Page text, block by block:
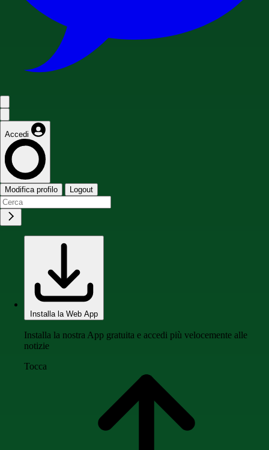
Accedi
Modifica profilo Logout
Installa la Web App
Installa la nostra App gratuita e accedi più velocemente alle
notizie
Tocca